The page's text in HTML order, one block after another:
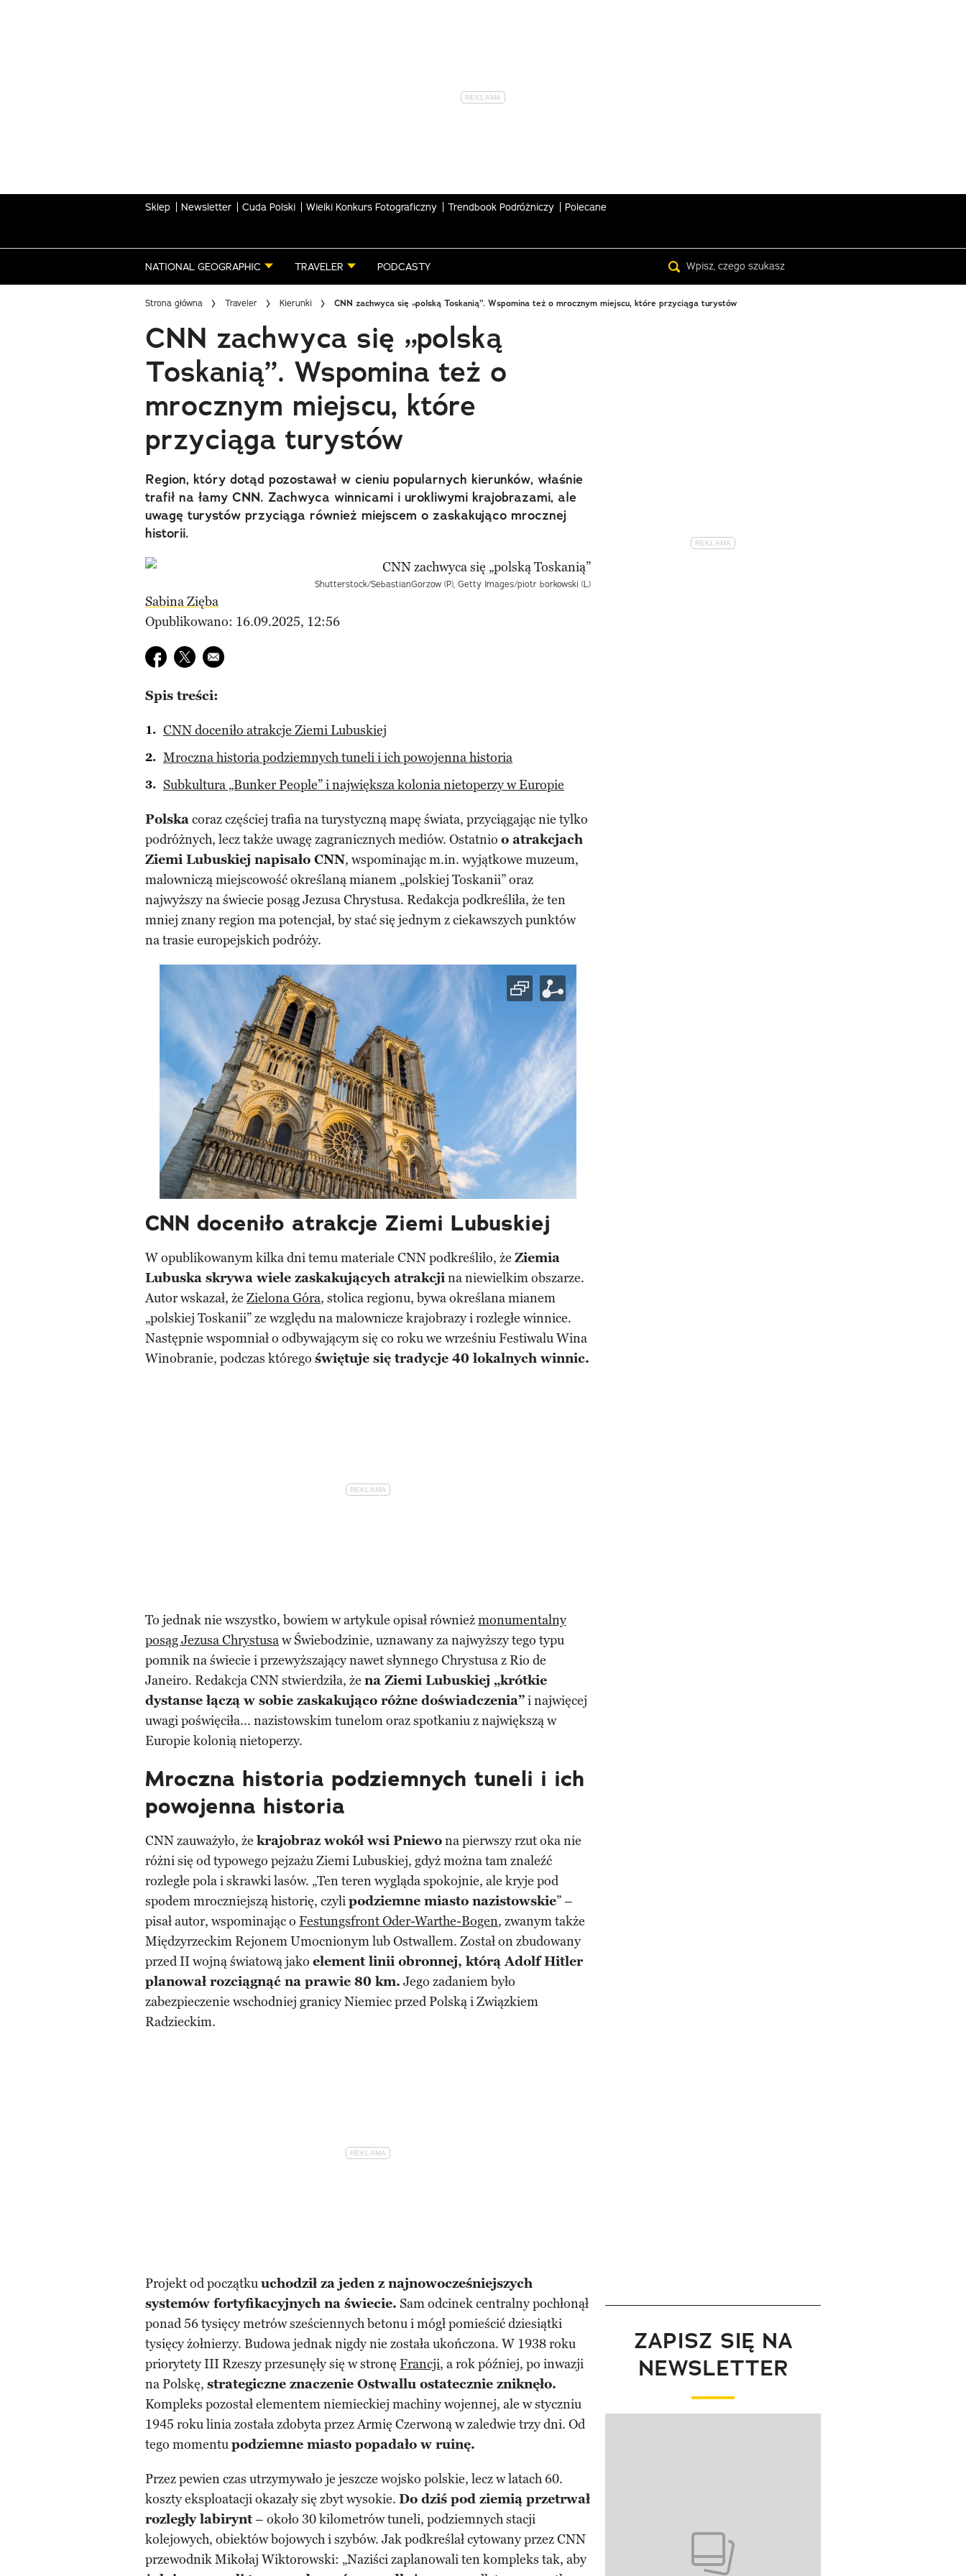
Sklep Newsletter Cuda Polski Wielki Konkurs Fotograficzny Trendbook Podróżniczy Polecane
NATIONAL GEOGRAPHIC TRAVELER PODCASTY
Strona główna Traveler Kierunki CNN zachwyca się „polską Toskanią”. Wspomina też o mrocznym miejscu, które przyciąga turystów
CNN zachwyca się „polską
Toskanią”. Wspomina też o
mrocznym miejscu, które
przyciąga turystów
Region, który dotąd pozostawał w cieniu popularnych kierunków, właśnie
trafił na łamy CNN. Zachwyca winnicami i urokliwymi krajobrazami, ale
uwagę turystów przyciąga również miejscem o zaskakująco mrocznej
historii.
Shutterstock/SebastianGorzow (P), Getty Images/piotr borkowski (L)
Sabina Zięba
Opublikowano: 16.09.2025, 12:56
Udostępnij na facebook
Udostępnij na twitter
E-mail do przyjaciela
Spis treści:
CNN doceniło atrakcje Ziemi Lubuskiej
Mroczna historia podziemnych tuneli i ich powojenna historia
Subkultura „Bunker People” i największa kolonia nietoperzy w Europie
Polskacoraz częściej trafia na turystyczną mapę świata, przyciągając nie tylko
podróżnych, lecz także uwagę zagranicznych mediów. Ostatnio o atrakcjach
Ziemi Lubuskiej napisało CNN, wspominając m.in. wyjątkowe muzeum,
malowniczą miejscowość określaną mianem „polskiej Toskanii” oraz
najwyższy na świecie posąg Jezusa Chrystusa. Redakcja podkreśliła, że ten
mniej znany region ma potencjał, by stać się jednym z ciekawszych punktów
na trasie europejskich podróży.
CNN doceniło atrakcje Ziemi Lubuskiej
W opublikowanym kilka dni temu materiale CNN podkreśliło, że Ziemia
Lubuska skrywa wiele zaskakujących atrakcjina niewielkim obszarze.
Autor wskazał, że Zielona Góra, stolica regionu, bywa określana mianem
„polskiej Toskanii” ze względu na malownicze krajobrazy i rozległe winnice.
Następnie wspomniał o odbywającym się co roku we wrześniu Festiwalu Wina
Winobranie, podczas którego świętuje się tradycje 40 lokalnych winnic.
To jednak nie wszystko, bowiem w artykule opisał równieżmonumentalny
posąg Jezusa Chrystusaw Świebodzinie, uznawany za najwyższy tego typu
pomnik na świecie i przewyższający nawet słynnego Chrystusa z Rio de
Janeiro. Redakcja CNN stwierdziła, że na Ziemi Lubuskiej „krótkie
dystanse łączą w sobie zaskakująco różne doświadczenia”i najwięcej
uwagi poświęciła... nazistowskim tunelom oraz spotkaniu z największą w
Europie kolonią nietoperzy.
Mroczna historia podziemnych tuneli i ich
powojenna historia
CNN zauważyło, że krajobraz wokół wsi Pniewona pierwszy rzut oka nie
różni się od typowego pejzażu Ziemi Lubuskiej, gdyż można tam znaleźć
rozległe pola i skrawki lasów. „Ten teren wygląda spokojnie, ale kryje pod
spodem mroczniejszą historię, czylipodziemne miasto nazistowskie” –
pisał autor, wspominając o Festungsfront Oder-Warthe-Bogen, zwanym także
Międzyrzeckim Rejonem Umocnionym lub Ostwallem. Został on zbudowany
przed II wojną światową jako element linii obronnej, którą Adolf Hitler
planował rozciągnąć na prawie 80 km. Jego zadaniem było
zabezpieczenie wschodniej granicy Niemiec przed Polską i Związkiem
Radzieckim.
Projekt od początkuuchodził za jeden z najnowocześniejszych
systemów fortyfikacyjnych na świecie. Sam odcinek centralny pochłonął
ponad 56 tysięcy metrów sześciennych betonu i mógł pomieścić dziesiątki
tysięcy żołnierzy. Budowa jednak nigdy nie została ukończona. W 1938 roku
priorytety III Rzeszy przesunęły się w stronę Francji, a rok później, po inwazji
na Polskę, strategiczne znaczenie Ostwallu ostatecznie zniknęło.
Kompleks pozostał elementem niemieckiej machiny wojennej, ale w styczniu
1945 roku linia została zdobyta przez Armię Czerwoną w zaledwie trzy dni. Od
tego momentupodziemne miasto popadało w ruinę.
Przez pewien czas utrzymywało je jeszcze wojsko polskie, lecz w latach 60.
koszty eksploatacji okazały się zbyt wysokie. Do dziś pod ziemią przetrwał
rozległy labirynt– około 30 kilometrów tuneli, podziemnych stacji
kolejowych, obiektów bojowych i szybów. Jak podkreślał cytowany przez CNN
przewodnik Mikołaj Wiktorowski: „Naziści zaplanowali ten kompleks tak, aby
ZAPISZ SIĘ NA
NEWSLETTER